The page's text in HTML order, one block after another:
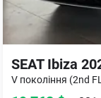
SEAT Ibiza
V покоління (2nd